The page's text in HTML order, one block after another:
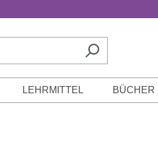
LEHRMITTEL BÜCHER